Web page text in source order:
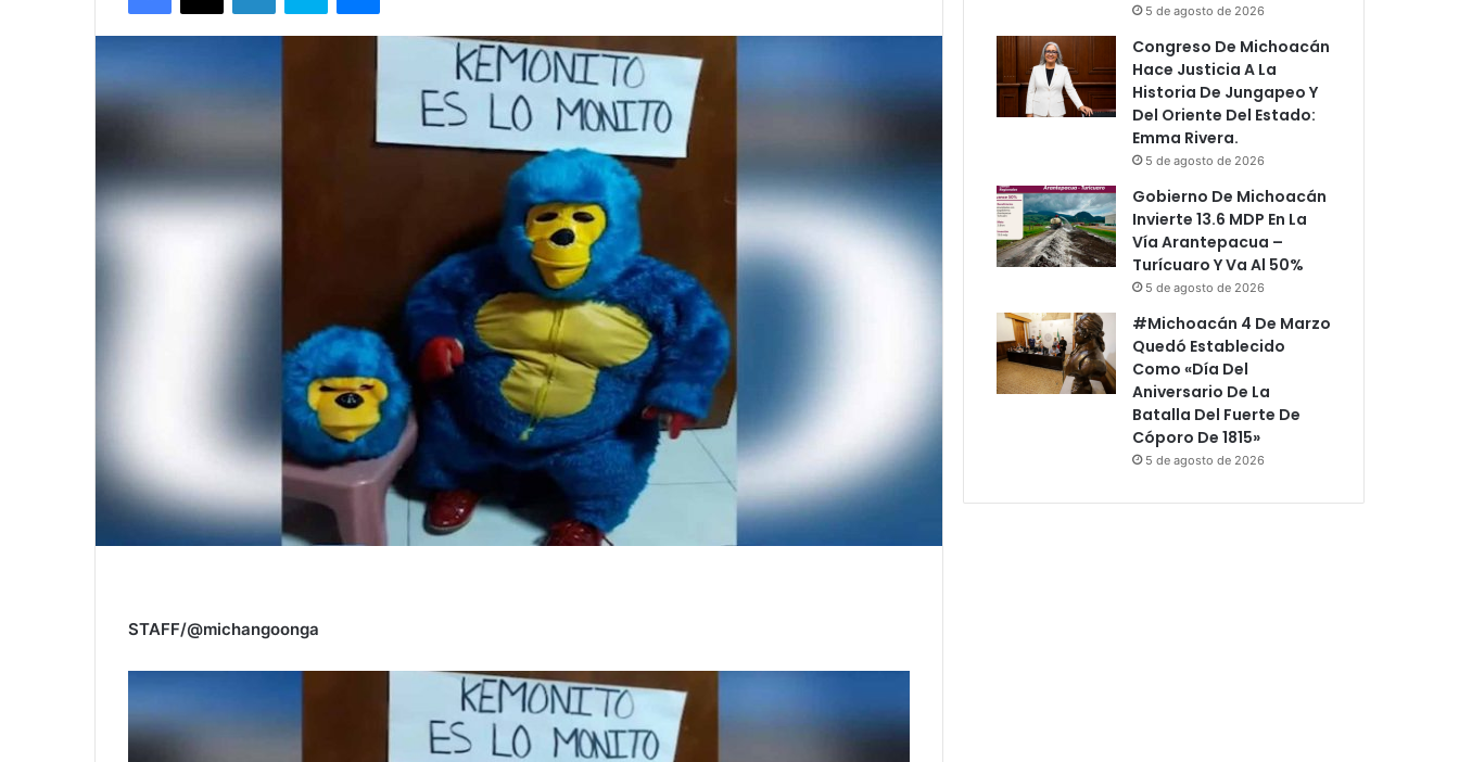
STAFF/@michangoonga
5 de agosto de 2026
Congreso De Michoacán
Hace Justicia A La
Historia De Jungapeo Y
Del Oriente Del Estado:
Emma Rivera.
5 de agosto de 2026
Gobierno De Michoacán
Invierte 13.6 MDP En La
Vía Arantepacua –
Turícuaro Y Va Al 50%
5 de agosto de 2026
#Michoacán 4 De Marzo
Quedó Establecido
Como «Día Del
Aniversario De La
Batalla Del Fuerte De
Cóporo De 1815»
5 de agosto de 2026